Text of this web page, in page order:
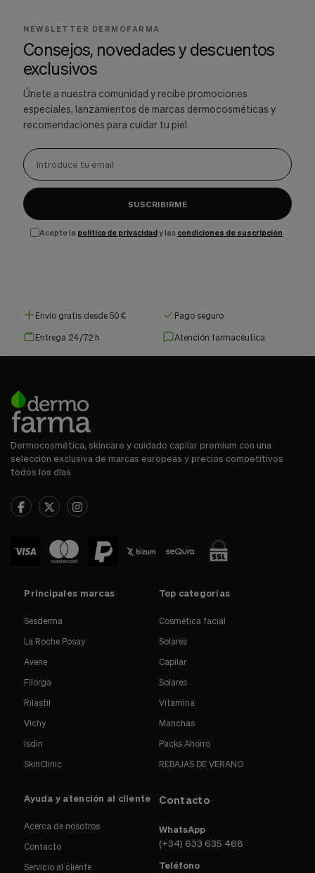
NEWSLETTER DERMOFARMA
Consejos, novedades y descuentos
exclusivos
Únete a nuestra comunidad y recibe promociones
especiales, lanzamientos de marcas dermocosméticas y
recomendaciones para cuidar tu piel.
SUSCRIBIRME
Acepto la política de privacidady las condiciones de suscripción
Envío gratis desde 50 € Pago seguro
Entrega 24/72 h Atención farmacéutica
Dermocosmética, skincare y cuidado capilar premium con una
selección exclusiva de marcas europeas y precios competitivos
todos los días.
Principales marcas
Sesderma
La Roche Posay
Avene
Filorga
Rilastil
Vichy
Isdin
SkinClinic
Top categorías
Cosmética facial
Solares
Capilar
Solares
Vitamina
Manchas
Packs Ahorro
REBAJAS DE VERANO
Ayuda y atención al cliente
Acerca de nosotros
Contacto
Servicio al cliente
Contacto
WhatsApp
(+34) 633 635 468
Teléfono